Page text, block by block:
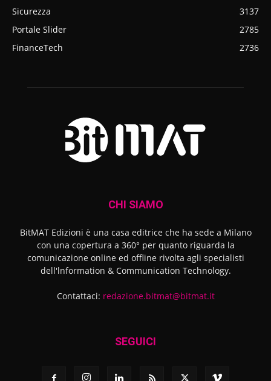
Sicurezza
3137
Portale Slider
2785
FinanceTech
2736
CHI SIAMO
BitMAT Edizioni è una casa editrice che ha sede a Milano
con una copertura a 360° per quanto riguarda la
comunicazione online ed offline rivolta agli specialisti
dell'lnformation & Communication Technology.
Contattaci: redazione.bitmat@bitmat.it
SEGUICI